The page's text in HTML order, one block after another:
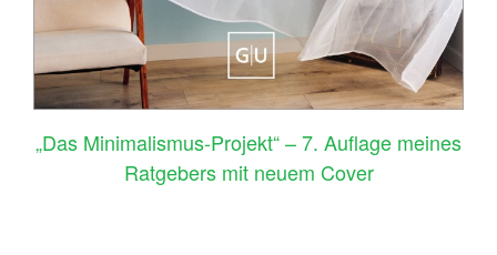
„Das Minimalismus-Projekt“ – 7. Auflage meines
Ratgebers mit neuem Cover